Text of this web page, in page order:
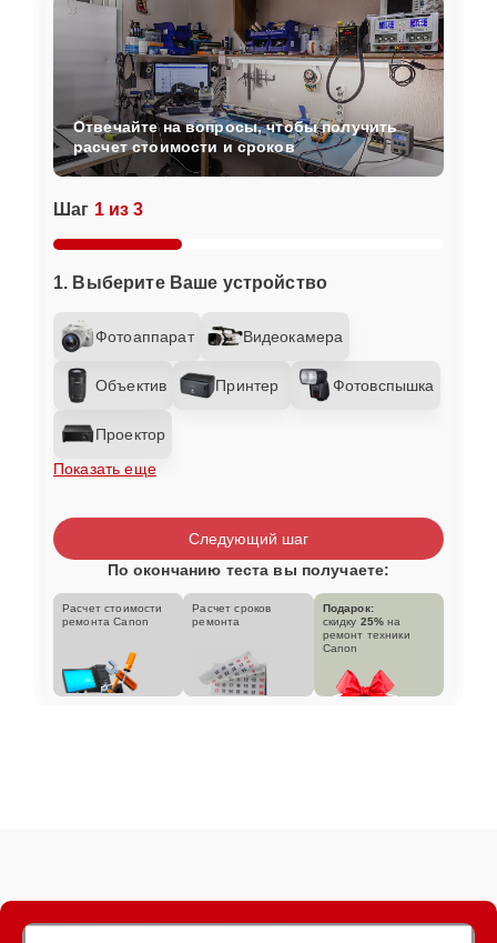
Шаг 1 из 3
1. Выберите Ваше устройство
Фотоаппарат Видеокамера
Объектив Принтер Фотовспышка
Проектор
Показать еще
Отвечайте на вопросы, чтобы получить
расчет стоимости и сроков
Следующий шаг
По окончанию теста вы получаете:
Расчет стоимости
ремонта Canon
Расчет сроков
ремонта
Подарок:
скидку 25% на
ремонт техники
Canon